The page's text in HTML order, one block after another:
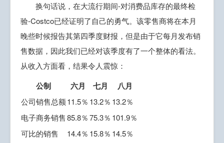
换句话说，在大流行期间-对消费品库存的最终检
验-Costco已经证明了自己的勇气。该零售商将在本月
晚些时候报告其第四季度财报，但是由于它每月发布销
售数据，因此我们已经对该季度有了一个整体的看法。
从收入方面看，结果令人震惊：
公制 六月 七月 八月
公司销售总额11.5％ 13.2％ 13.2％
电子商务销售85.8％75.3％ 101.9％
可比的销售
14.4％ 15.8％ 14.5％